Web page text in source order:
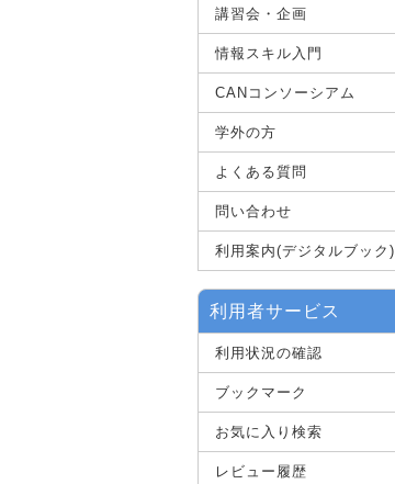
講習会・企画
情報スキル入門
CANコンソーシアム
学外の方
よくある質問
問い合わせ
利用案内(デジタルブック)
利用者サービス
利用状況の確認
ブックマーク
お気に入り検索
レビュー履歴